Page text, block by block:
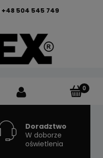
+48 504 545 749
Doradztwo
W doborze
oświetlenia